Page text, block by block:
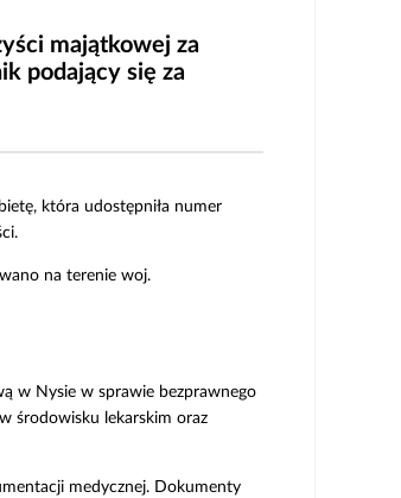
majątkowej za
podający się za
która udostępniła numer
na terenie woj.
w Nysie w sprawie bezprawnego
środowisku lekarskim oraz
medycznej. Dokumenty